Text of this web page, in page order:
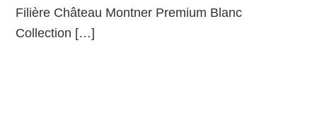
Filière Château Montner Premium Blanc
Collection […]